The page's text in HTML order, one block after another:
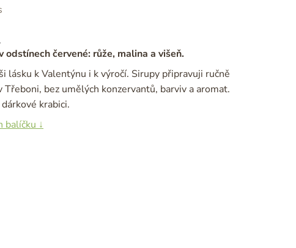
červené: růže, malina a višeň.
lásku k Valentýnu i k výročí. Sirupy připravuji ručně
Třeboni, bez umělých konzervantů, barviv a aromat.
krabici.
balíčku ↓